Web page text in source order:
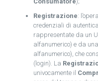
Registrazione:
credenziali di
rappresentate da un
alfanumerico) e da
alfanumerico), che
(login). La
univocamente il